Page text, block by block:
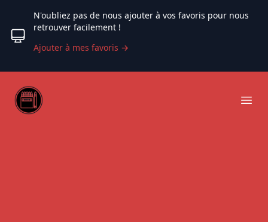
N'oubliez pas de nous ajouter à vos favoris pour nous
retrouver facilement !
Ajouter à mes favoris →
Web coloriage